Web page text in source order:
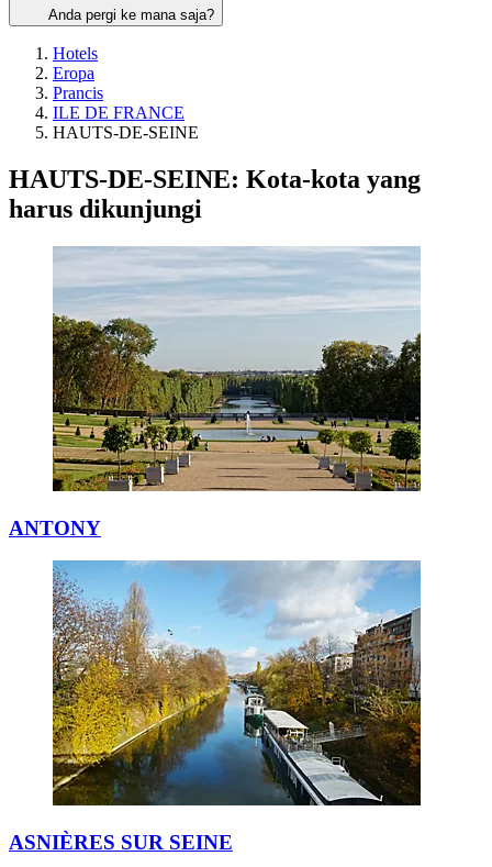
Anda pergi ke mana saja?
Hotels
Eropa
Prancis
ILE DE FRANCE
HAUTS-DE-SEINE
HAUTS-DE-SEINE: Kota-kota yang
harus dikunjungi
ANTONY
ASNIÈRES SUR SEINE